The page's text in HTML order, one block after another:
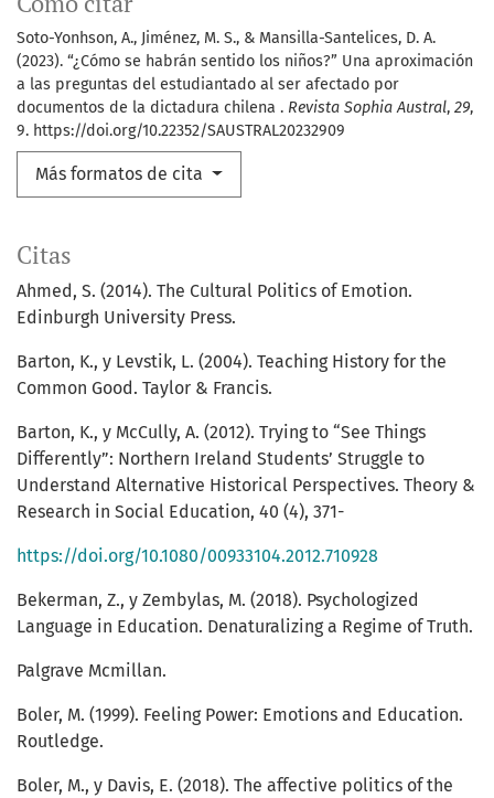
Soto-Yonhson, A., Jiménez, M. S., & Mansilla-Santelices, D. A.
(2023). “¿Cómo se habrán sentido los niños?” Una aproximación
a las preguntas del estudiantado al ser afectado por
documentos de la dictadura chilena . Revista Sophia Austral, 29,
9. https://doi.org/10.22352/SAUSTRAL20232909
Más formatos de cita
Citas
Ahmed, S. (2014). The Cultural Politics of Emotion.
Edinburgh University Press.
Barton, K., y Levstik, L. (2004). Teaching History for the
Common Good. Taylor & Francis.
Barton, K., y McCully, A. (2012). Trying to “See Things
Differently”: Northern Ireland Students’ Struggle to
Understand Alternative Historical Perspectives. Theory &
Research in Social Education, 40 (4), 371-
https://doi.org/10.1080/00933104.2012.710928
Bekerman, Z., y Zembylas, M. (2018). Psychologized
Language in Education. Denaturalizing a Regime of Truth.
Palgrave Mcmillan.
Boler, M. (1999). Feeling Power: Emotions and Education.
Routledge.
Boler, M., y Davis, E. (2018). The affective politics of the